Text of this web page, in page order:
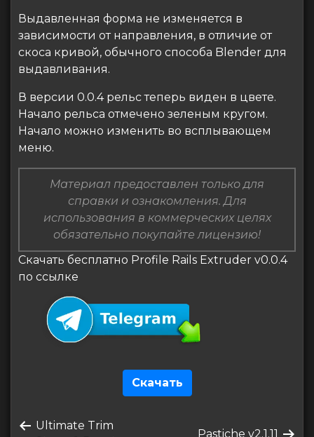
Выдавленная форма не изменяется в
зависимости от направления, в отличие от
скоса кривой, обычного способа Blender для
выдавливания.
В версии 0.0.4 рельс теперь виден в цвете.
Начало рельса отмечено зеленым кругом.
Начало можно изменить во всплывающем
меню.
Материал предоставлен только для
справки и ознакомления. Для
использования в коммерческих целях
обязательно покупайте лицензию!
Скачать бесплатно Profile Rails Extruder v0.0.4
по ссылке
Скачать
Предыдущая
Ultimate Trim
Следующая
Pastiche v2.1.11